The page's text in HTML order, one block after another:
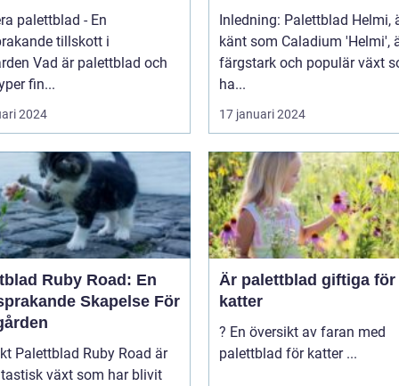
palettblad - En
tillskott i
och
fin...
2024
Inledning: Palettblad Helmi,
känt som Caladium 'Helmi',
färgstark och populär växt
ha...
17 januari 2024
Ruby Road: En
Skapelse För
är
växt som har blivit
Är palettblad giftiga för
katter
? En översikt av faran med
palettblad för katter ...